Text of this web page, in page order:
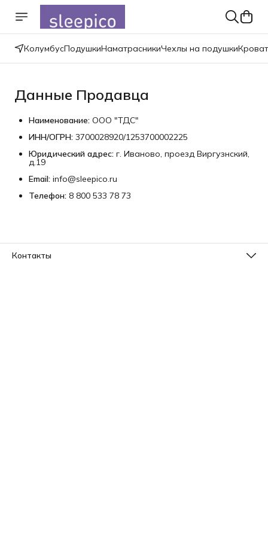
КолумбусПодушкиНаматрасникиЧехлы на подушки
Данные Продавца
Наименование: ООО "ТДС"
ИНН/ОГРН: 3700028920/1253700002225
Юридический адрес: г. Иваново, проезд Виргузнский,
д.19
Email: info@sleepico.ru
Телефон: 8 800 533 78 73
Контакты